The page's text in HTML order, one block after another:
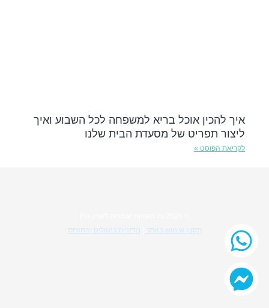
איך להכין אוכל בריא למשפחה לכל השבוע ואיך
ליצור תפריט של מסעדת הבית שלנו
לקריאת הפוסט »
תקנון שימוש באתר
מדיניות ביטולים והחזרות